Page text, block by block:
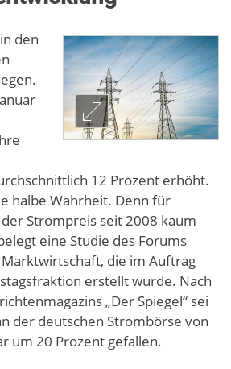
den
12 Prozent erhöht.
halbe Wahrheit. Denn für
Strompreis seit 2008 kaum
eine Studie des Forums
Marktwirtschaft, die im Auftrag
erstellt wurde. Nach
„Der Spiegel“ sei
der deutschen Strombörse von
um 20 Prozent gefallen.